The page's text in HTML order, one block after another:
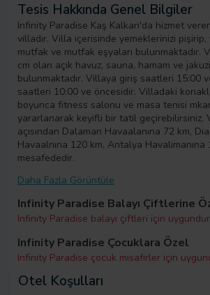
Tesis Hakkında Genel Bilgiler
Infinity Paradise Kaş Kalkan'da hizmet
villadır. Villa içerisinde yemeklerinizi
mutfak ve mutfak eşyaları bulunmaktadır.
cm olan açık havuz, sauna, hamam ve jakuzi
bulunmaktadır. Villaya giriş saatleri 15:00 ve
saatleri 10:00 ve öncesidir. Villadaki
boyunca fitness salonu ve masa tenisi
yararlanarak keyifli bir tatil geçirebilirsiniz.
açısından Dalaman Havaalanına 72 km,
Havaalnına 120 km, Antalya Havalimanına
mesafededir.
Daha Fazla Görüntüle
Infinity Paradise Balayı Çiftlerine
Infinity Paradise balayı çiftleri için
Infinity Paradise Çocuklara Özel
Infinity Paradise çocuk misafirler için
Otel Koşulları